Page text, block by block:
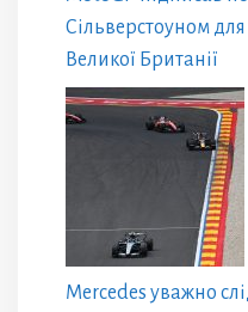
Сільверстоуном
Великої Британії
Mercedes уважно